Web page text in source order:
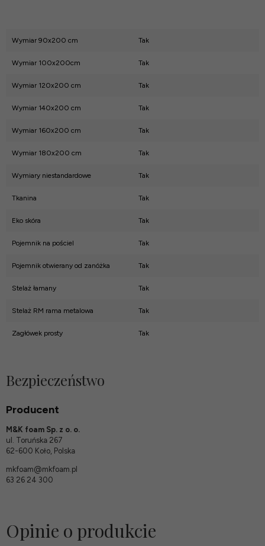
Wymiar 90x200 cm Tak
Wymiar 100x200cm Tak
Wymiar 120x200 cm Tak
Wymiar 140x200 cm Tak
Wymiar 160x200 cm Tak
Wymiar 180x200 cm Tak
Wymiary niestandardowe Tak
Tkanina Tak
Eko skóra Tak
Pojemnik na pościel Tak
Pojemnik otwierany od zanóżka Tak
Stelaż łamany Tak
Stelaż RM rama metalowa Tak
Zagłówek prosty Tak
Bezpieczeństwo
Producent
M&K foam Sp. z o. o.
ul. Toruńska 267
62-600 Koło, Polska
mkfoam@mkfoam.pl
63 26 24 300
Opinie o produkcie